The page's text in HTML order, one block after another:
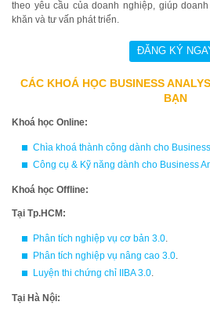
theo yêu cầu của doanh nghiệp, giúp
khăn và tư vấn phát triển.
CÁC KHOÁ HỌC BUSINESS
BẠN
Khoá học Online:
Chìa khoá thành công dành cho
Công cụ & Kỹ năng dành cho Business
Khoá học Offline:
Tại Tp.HCM:
Phân tích nghiệp vụ cơ bản 3.0.
Phân tích nghiệp vụ nâng cao 3.0.
Luyện thi chứng chỉ IIBA 3.0.
Tại Hà Nội: